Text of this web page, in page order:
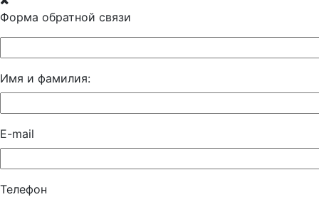
Форма обратной связи
Имя и фамилия:
E-mail
Телефон